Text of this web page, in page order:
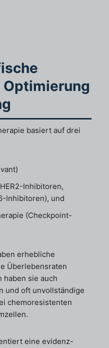
basiert auf drei
Inhibitoren,
Inhibitoren), und
(Checkpoint-
erhebliche
Überlebensraten
sie auch
und oft unvollständige
chemoresistenten
eine evidenz-